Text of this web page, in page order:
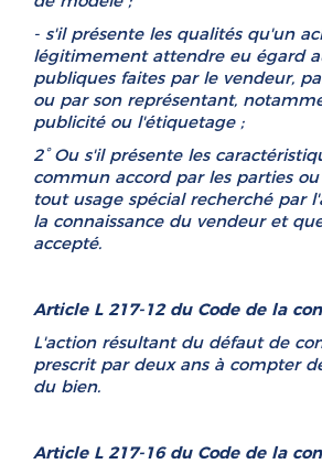
- s'il présente les qualités qu'un
légitimement attendre eu égard
publiques faites par le vendeur,
ou par son représentant,
publicité ou l'étiquetage ;
2° Ou s'il présente les
commun accord par les parties
tout usage spécial recherché par
la connaissance du vendeur et
accepté.
Article L 217-12 du Code de la
L'action résultant du défaut de
prescrit par deux ans à compter
du bien.
Article L 217-16 du Code de la